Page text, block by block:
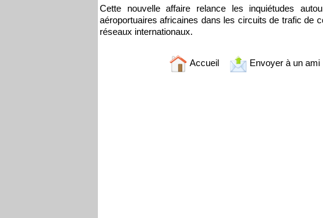
Cette nouvelle affaire relance les inquiétudes
aéroportuaires africaines dans les circuits de trafic de
réseaux internationaux.
Accueil Envoyer à un ami